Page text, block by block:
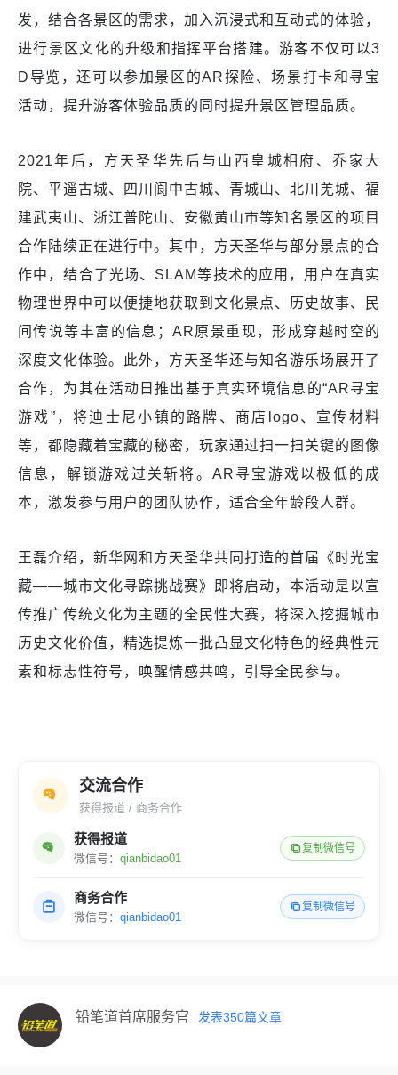
发，结合各景区的需求，加入沉浸式和互动式的体验，
进行景区文化的升级和指挥平台搭建。游客不仅可以3
D导览，还可以参加景区的AR探险、场景打卡和寻宝
活动，提升游客体验品质的同时提升景区管理品质。
2021年后，方天圣华先后与山西皇城相府、乔家大
院、平遥古城、四川阆中古城、青城山、北川羌城、福
建武夷山、浙江普陀山、安徽黄山市等知名景区的项目
合作陆续正在进行中。其中，方天圣华与部分景点的合
作中，结合了光场、SLAM等技术的应用，用户在真实
物理世界中可以便捷地获取到文化景点、历史故事、民
间传说等丰富的信息；AR原景重现，形成穿越时空的
深度文化体验。此外，方天圣华还与知名游乐场展开了
合作，为其在活动日推出基于真实环境信息的“AR寻宝
游戏”，将迪士尼小镇的路牌、商店logo、宣传材料
等，都隐藏着宝藏的秘密，玩家通过扫一扫关键的图像
信息，解锁游戏过关斩将。AR寻宝游戏以极低的成
本，激发参与用户的团队协作，适合全年龄段人群。
王磊介绍，新华网和方天圣华共同打造的首届《时光宝
藏——城市文化寻踪挑战赛》即将启动，本活动是以宣
传推广传统文化为主题的全民性大赛，将深入挖掘城市
历史文化价值，精选提炼一批凸显文化特色的经典性元
素和标志性符号，唤醒情感共鸣，引导全民参与。
交流合作
获得报道 / 商务合作
获得报道
微信号： qianbidao01
复制微信号
商务合作
微信号： qianbidao01
复制微信号
铅笔道首席服务官 发表350篇文章